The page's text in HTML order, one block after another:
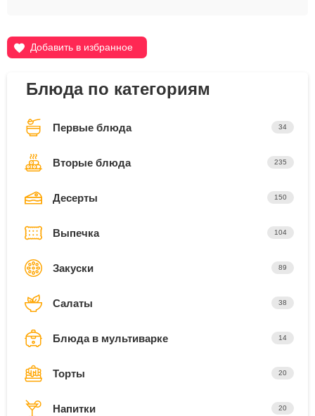
Добавить в избранное
Блюда по категориям
Первые блюда 34
Вторые блюда 235
Десерты 150
Выпечка 104
Закуски 89
Салаты 38
Блюда в мультиварке 14
Торты 20
Напитки 20